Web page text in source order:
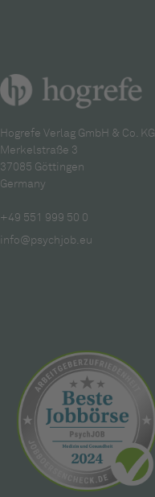
Hogrefe Verlag GmbH & Co. KG
Merkelstraße 3
37085 Göttingen
Germany
+49 551 999 50 0
info@psychjob.eu